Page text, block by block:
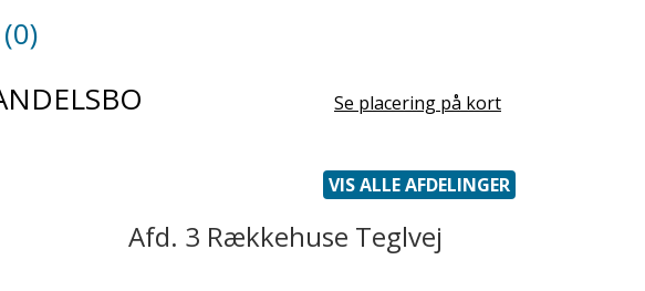
(0)
Se placering på kort
VIS ALLE AFDELINGER
Afd. 3 Rækkehuse Teglvej